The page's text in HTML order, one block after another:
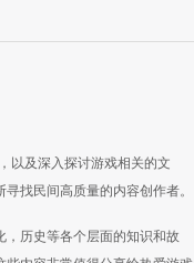
以及深入探讨游戏相关的文
找民间高质量的内容创作者。
历史等各个层面的知识和故